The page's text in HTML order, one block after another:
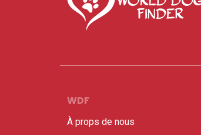
WDF
À props de nous